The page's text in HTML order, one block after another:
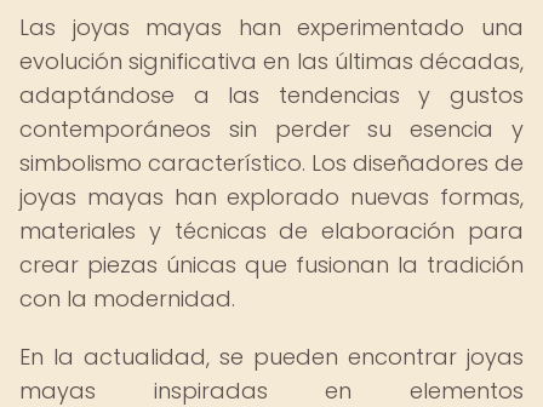
Las joyas mayas han experimentado una
evolución significativa en las últimas décadas,
adaptándose a las tendencias y gustos
contemporáneos sin perder su esencia y
simbolismo característico. Los diseñadores de
joyas mayas han explorado nuevas formas,
materiales y técnicas de elaboración para
crear piezas únicas que fusionan la tradición
con la modernidad.
En la actualidad, se pueden encontrar joyas
mayas inspiradas en elementos